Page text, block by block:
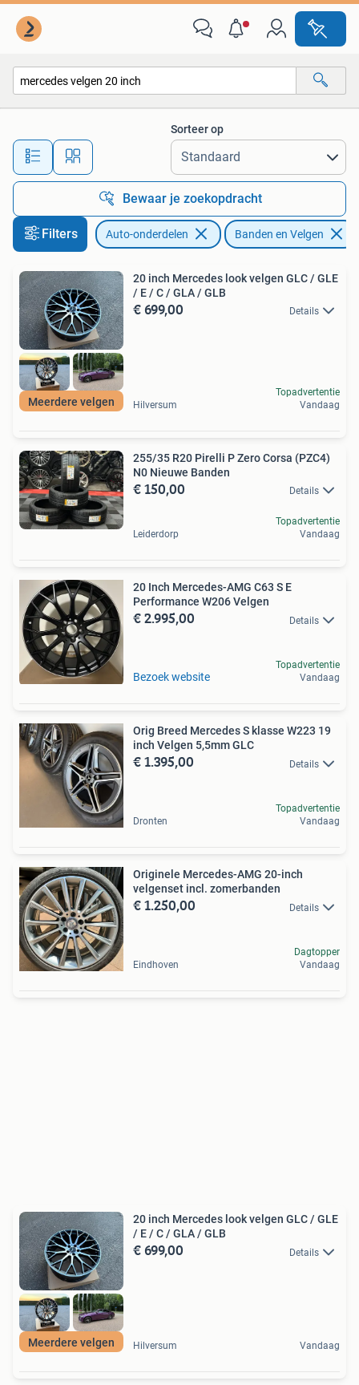
Alle afstanden…
Sorteer op
Bewaar je zoekopdracht
Filters Auto-onderdelen Banden en Velgen
Meerdere velgen
20 inch Mercedes look velgen GLC / GLE
/ E / C / GLA / GLB
€ 699,00 Details
Hilversum
Topadvertentie
Vandaag
255/35 R20 Pirelli P Zero Corsa (PZC4)
N0 Nieuwe Banden
€ 150,00 Details
Leiderdorp
Topadvertentie
Vandaag
20 Inch Mercedes-AMG C63 S E
Performance W206 Velgen
€ 2.995,00 Details
Bezoek website
Topadvertentie
Vandaag
Orig Breed Mercedes S klasse W223 19
inch Velgen 5,5mm GLC
€ 1.395,00 Details
Dronten
Topadvertentie
Vandaag
Originele Mercedes-AMG 20-inch
velgenset incl. zomerbanden
€ 1.250,00 Details
Eindhoven
Dagtopper
Vandaag
Meerdere velgen
20 inch Mercedes look velgen GLC / GLE
/ E / C / GLA / GLB
€ 699,00 Details
Hilversum Vandaag